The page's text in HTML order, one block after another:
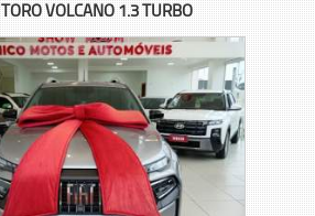
TORO VOLCANO 1.3 TURBO